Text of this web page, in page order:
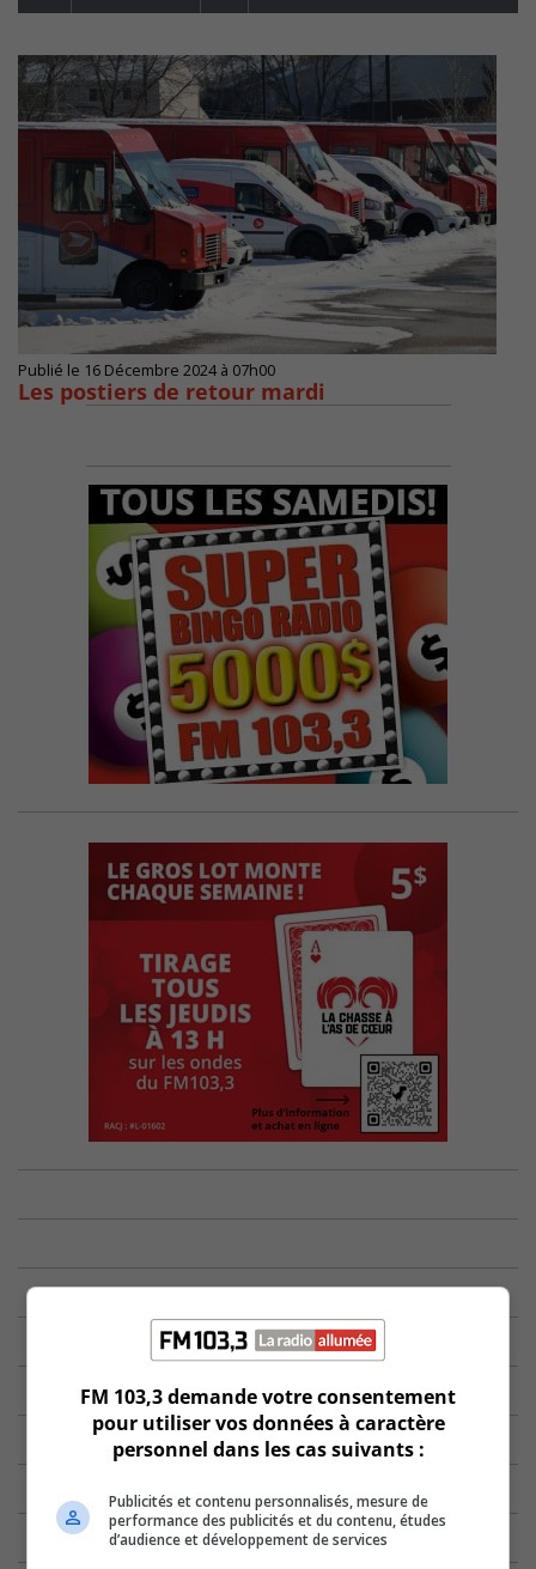
Publié le 16 Décembre 2024 à 07h00
Les postiers de retour mardi
FM 103,3 demande votre consentement
pour utiliser vos données à caractère
personnel dans les cas suivants :
Publicités et contenu personnalisés, mesure de
performance des publicités et du contenu, études
d’audience et développement de services